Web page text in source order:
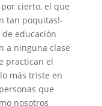
cierto, el que
tan poquitas!-
educación
a ninguna clase
practican el
más triste en
que
nosotros